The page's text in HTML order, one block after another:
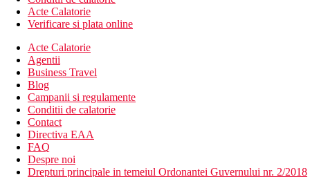
Acte Calatorie
Verificare si plata online
Acte Calatorie
Agentii
Business Travel
Blog
Campanii si regulamente
Conditii de calatorie
Contact
Directiva EAA
FAQ
Despre noi
Drepturi principale in temeiul Ordonantei Guvernului nr. 2/2018